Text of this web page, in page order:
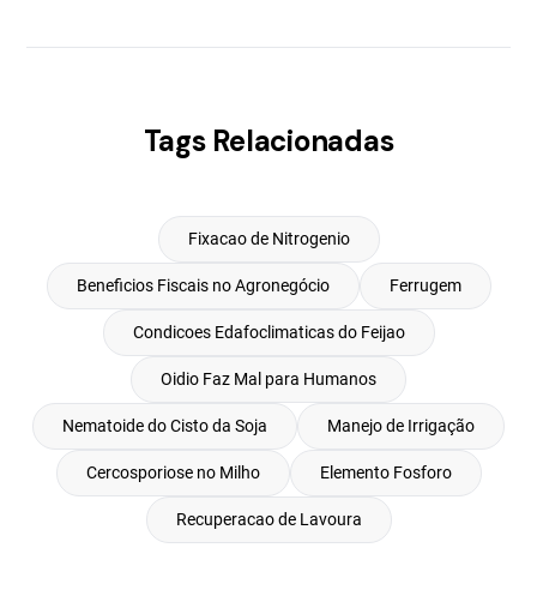
Tags Relacionadas
Fixacao de Nitrogenio
Beneficios Fiscais no Agronegócio Ferrugem
Condicoes Edafoclimaticas do Feijao
Oidio Faz Mal para Humanos
Nematoide do Cisto da Soja Manejo de Irrigação
Cercosporiose no Milho Elemento Fosforo
Recuperacao de Lavoura